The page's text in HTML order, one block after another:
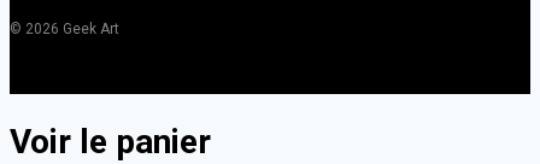
© 2026 Geek Art
Voir le panier